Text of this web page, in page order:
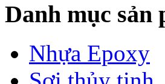
Danh mục sản
Nhựa Epoxy